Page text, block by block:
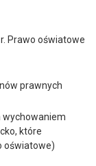
Prawo oświatowe
prawnych
wychowaniem
które
oświatowe)